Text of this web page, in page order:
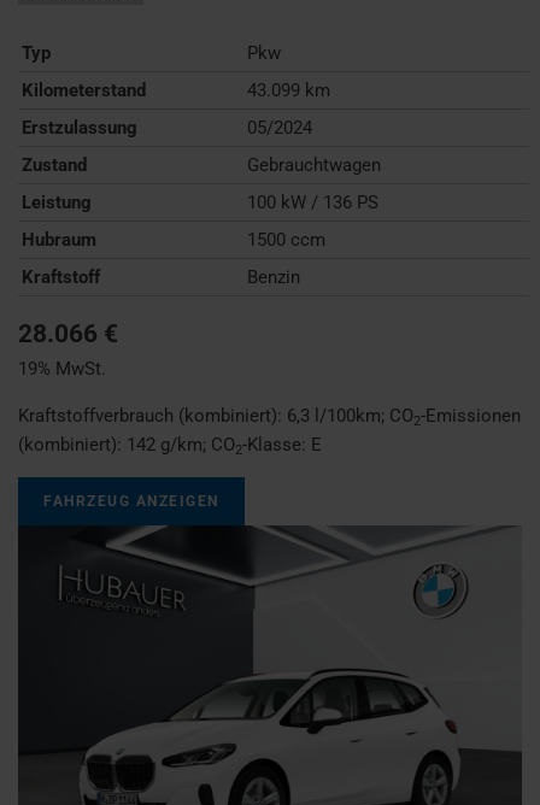
Typ
Pkw
Kilometerstand
43.099 km
Erstzulassung
05/2024
Zustand
Gebrauchtwagen
Leistung
100 kW / 136 PS
Hubraum
1500 ccm
Kraftstoff
Benzin
28.066 €
19% MwSt.
Kraftstoffverbrauch (kombiniert): 6,3 l/100km; CO2-Emissionen
(kombiniert): 142 g/km; CO2-Klasse: E
FAHRZEUG ANZEIGEN